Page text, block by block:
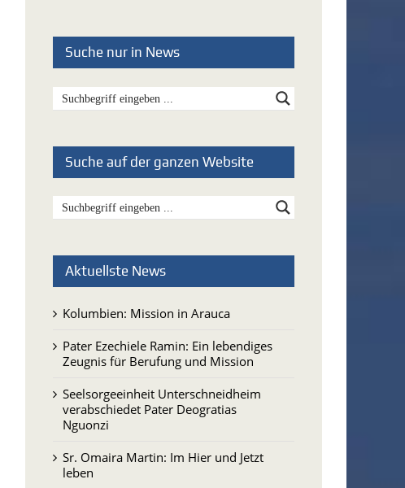
Suche nur in News
Suche auf der ganzen Website
Aktuellste News
Kolumbien: Mission in Arauca
Pater Ezechiele Ramin: Ein lebendiges
Zeugnis für Berufung und Mission
Seelsorgeeinheit Unterschneidheim
verabschiedet Pater Deogratias
Nguonzi
Sr. Omaira Martin: Im Hier und Jetzt
leben